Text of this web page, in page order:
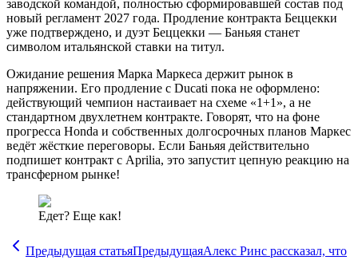
заводской командой, полностью сформировавшей состав под
новый регламент 2027 года. Продление контракта Беццекки
уже подтверждено, и дуэт Беццекки — Баньяя станет
символом итальянской ставки на титул.
Ожидание решения Марка Маркеса держит рынок в
напряжении. Его продление с Ducati пока не оформлено:
действующий чемпион настаивает на схеме «1+1», а не
стандартном двухлетнем контракте. Говорят, что на фоне
прогресса Honda и собственных долгосрочных планов Маркес
ведёт жёсткие переговоры. Если Баньяя действительно
подпишет контракт с Aprilia, это запустит цепную реакцию на
трансферном рынке!
Едет? Еще как!
Предыдущая статьяПредыдущаяАлекс Ринс рассказал, что